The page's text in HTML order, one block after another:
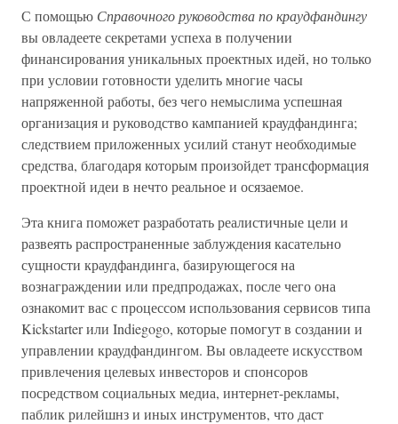
С помощью Справочного руководства по краудфандингу
вы овладеете секретами успеха в получении
финансирования уникальных проектных идей, но только
при условии готовности уделить многие часы
напряженной работы, без чего немыслима успешная
организация и руководство кампанией краудфандинга;
следствием приложенных усилий станут необходимые
средства, благодаря которым произойдет трансформация
проектной идеи в нечто реальное и осязаемое.
Эта книга поможет разработать реалистичные цели и
развеять распространенные заблуждения касательно
сущности краудфандинга, базирующегося на
вознаграждении или предпродажах, после чего она
ознакомит вас с процессом использования сервисов типа
Kickstarter или Indiegogo, которые помогут в создании и
управлении краудфандингом. Вы овладеете искусством
привлечения целевых инвесторов и спонсоров
посредством социальных медиа, интернет-рекламы,
паблик рилейшнз и иных инструментов, что даст